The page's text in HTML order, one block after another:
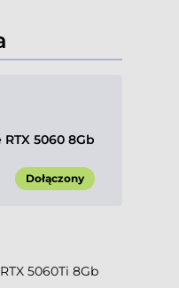
5060 8Gb
Dołączony
5060Ti 8Gb